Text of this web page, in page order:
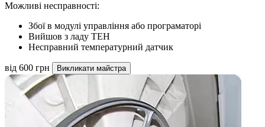
Можливі несправності:
Збої в модулі управління або програматорі
Вийшов з ладу ТЕН
Несправний температурний датчик
від 600 грн Викликати майстра